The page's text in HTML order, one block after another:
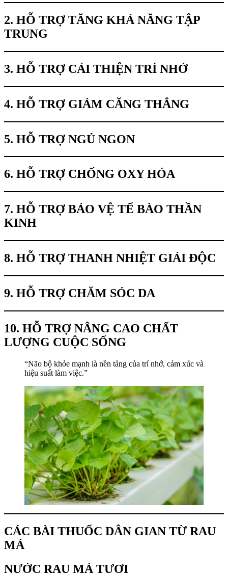
2. HỖ TRỢ TĂNG KHẢ NĂNG TẬP
TRUNG
3. HỖ TRỢ CẢI THIỆN TRÍ NHỚ
4. HỖ TRỢ GIẢM CĂNG THẲNG
5. HỖ TRỢ NGỦ NGON
6. HỖ TRỢ CHỐNG OXY HÓA
7. HỖ TRỢ BẢO VỆ TẾ BÀO THẦN
KINH
8. HỖ TRỢ THANH NHIỆT GIẢI ĐỘC
9. HỖ TRỢ CHĂM SÓC DA
10. HỖ TRỢ NÂNG CAO CHẤT
LƯỢNG CUỘC SỐNG
“Não bộ khỏe mạnh là nền tảng của trí nhớ, cảm xúc và
hiệu suất làm việc.”
CÁC BÀI THUỐC DÂN GIAN TỪ RAU
MÁ
NƯỚC RAU MÁ TƯƠI